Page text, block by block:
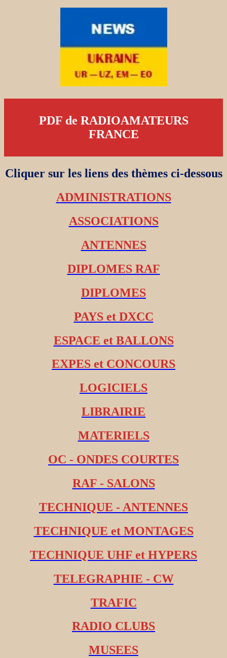
PDF de RADIOAMATEURS
FRANCE
Cliquer sur les liens des thèmes ci-dessous
ADMINISTRATIONS
ASSOCIATIONS
ANTENNES
DIPLOMES RAF
DIPLOMES
PAYS et DXCC
ESPACE et BALLONS
EXPES et CONCOURS
LOGICIELS
LIBRAIRIE
MATERIELS
OC - ONDES COURTES
RAF - SALONS
TECHNIQUE - ANTENNES
TECHNIQUE et MONTAGES
TECHNIQUE UHF et HYPERS
TELEGRAPHIE - CW
TRAFIC
RADIO CLUBS
MUSEES